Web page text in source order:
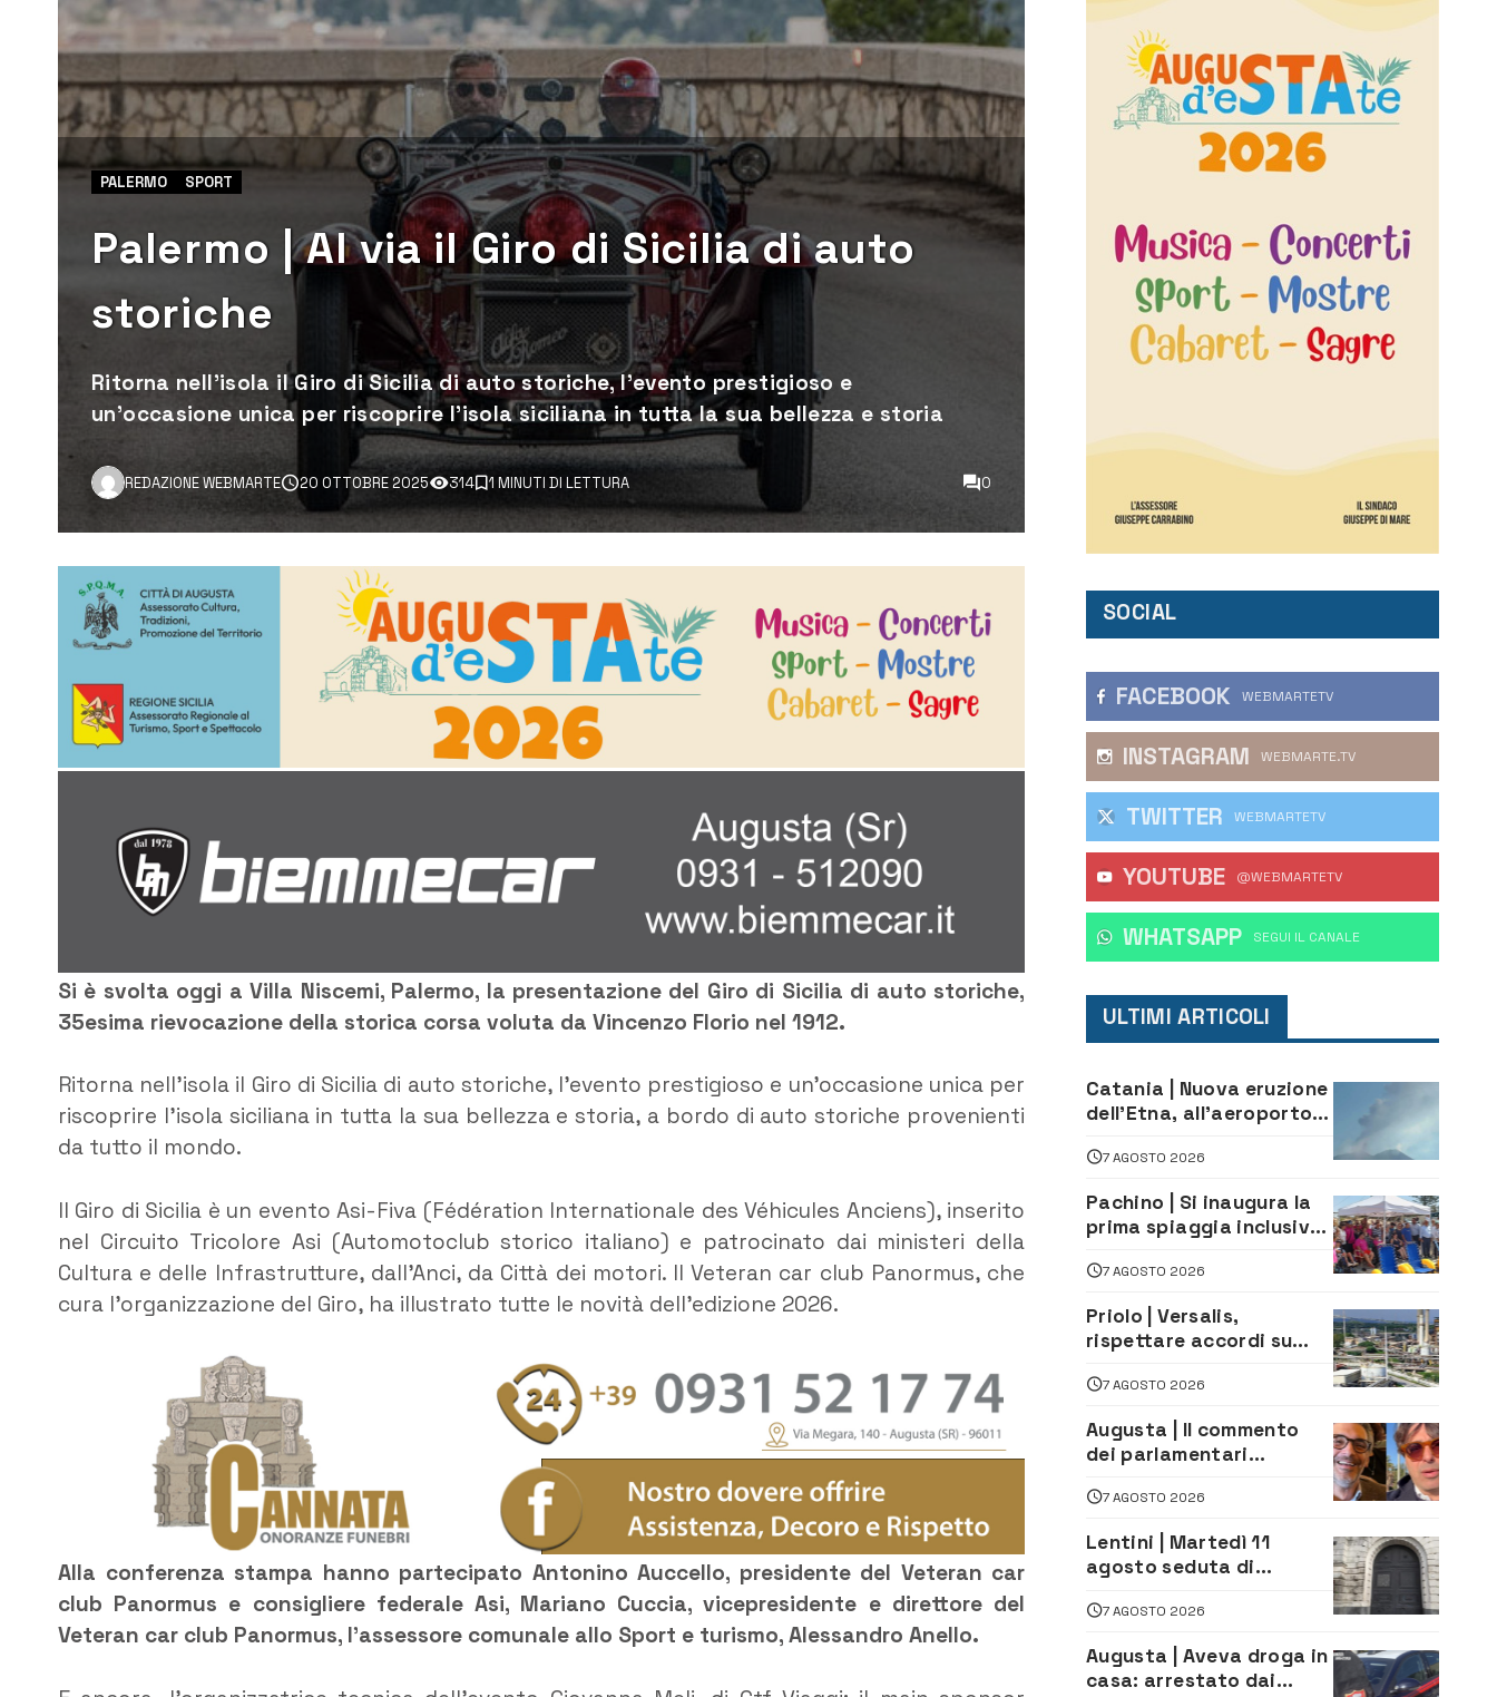
PALERMO SPORT
Palermo | Al via il Giro di Sicilia di auto
storiche
Ritorna nell’isola il Giro di Sicilia di auto storiche, l’evento prestigioso e
un’occasione unica per riscoprire l’isola siciliana in tutta la sua bellezza e storia
REDAZIONE WEBMARTE 20 OTTOBRE 2025 314 1 MINUTI DI LETTURA 0
Si è svolta oggi a Villa Niscemi, Palermo, la presentazione del Giro di Sicilia di auto storiche,
35esima rievocazione della storica corsa voluta da Vincenzo Florio nel 1912.
Ritorna nell’isola il Giro di Sicilia di auto storiche, l’evento prestigioso e un’occasione unica per
riscoprire l’isola siciliana in tutta la sua bellezza e storia, a bordo di auto storiche provenienti
da tutto il mondo.
Il Giro di Sicilia è un evento Asi-Fiva (Fédération Internationale des Véhicules Anciens), inserito
nel Circuito Tricolore Asi (Automotoclub storico italiano) e patrocinato dai ministeri della
Cultura e delle Infrastrutture, dall’Anci, da Città dei motori. Il Veteran car club Panormus, che
cura l’organizzazione del Giro, ha illustrato tutte le novità dell’edizione 2026.
Alla conferenza stampa hanno partecipato Antonino Auccello, presidente del Veteran car
club Panormus e consigliere federale Asi, Mariano Cuccia, vicepresidente e direttore del
Veteran car club Panormus, l’assessore comunale allo Sport e turismo, Alessandro Anello.
SOCIAL
FACEBOOK WEBMARTETV
INSTAGRAM WEBMARTE.TV
TWITTER WEBMARTETV
YOUTUBE @WEBMARTETV
WHATSAPP ‎SEGUI IL CANALE
ULTIMI ARTICOLI
Catania | Nuova eruzione
dell’Etna, all’aeroporto
dirottati
7 AGOSTO 2026
Pachino | Si inaugura la
prima spiaggia inclusiva
assistenza e prevenzione
aperte a tutti
7 AGOSTO 2026
Priolo | Versalis,
rispettare accordi su
lavoro. Il sindaco scrive
alla società
7 AGOSTO 2026
Augusta | Il commento
dei parlamentari
firma del contatto per il
depuratore
7 AGOSTO 2026
Lentini | Martedì 11
agosto seduta di
7 AGOSTO 2026
Augusta | Aveva droga in
casa: arrestato dai